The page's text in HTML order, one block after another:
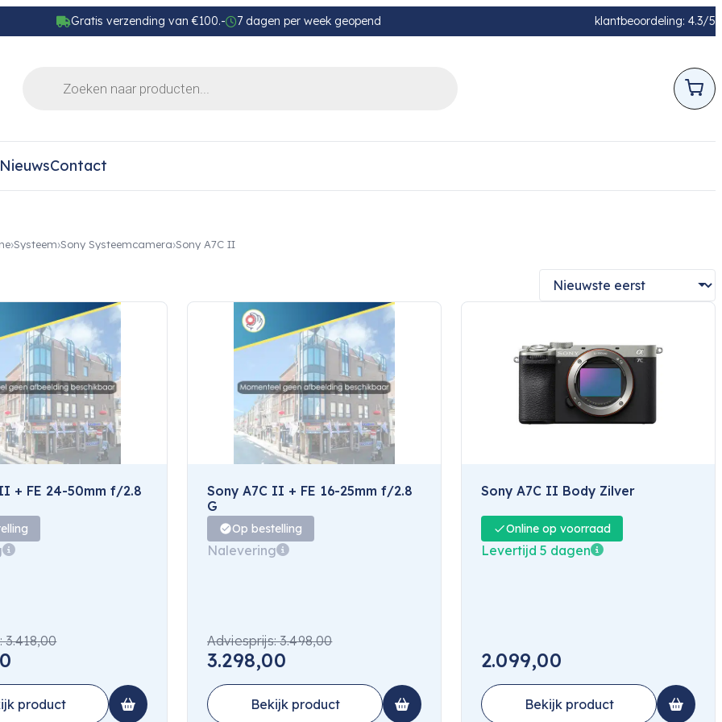
Gratis verzending van €100.- 7 dagen per week geopend klantbeoordeling: 4.3/5
NieuwsContact
Systeem Sony Systeemcamera Sony A7C II
+ FE 24-50mm f/2.8
3.418,00
product
Sony A7C II + FE 16-25mm f/2.8
G
Op bestelling
Nalevering
Adviesprijs: 3.498,00
3.298,00
Bekijk product
Sony A7C II Body Zilver
Online op voorraad
Levertijd 5 dagen
2.099,00
Bekijk product